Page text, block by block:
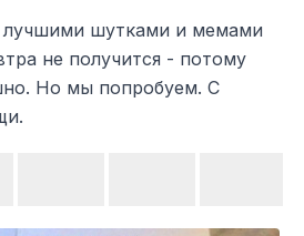
лучшими шутками и мемами
не получится - потому
Но мы попробуем. С